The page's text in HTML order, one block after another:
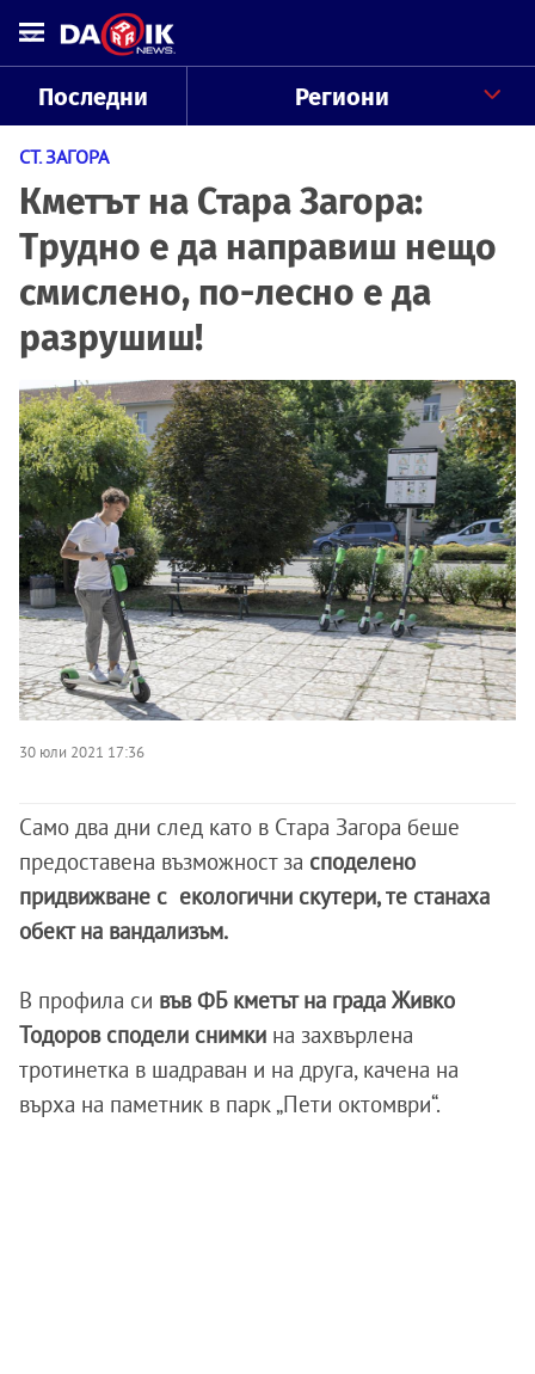
Последни Региони
СТ. ЗАГОРА
Кметът на Стара Загора:
Трудно е да направиш нещо
смислено, по-лесно е да
разрушиш!
30 юли 2021 17:36
Само два дни след като в Стара Загора беше
предоставена възможност за споделено
придвижване с екологични скутери, те станаха
обект на вандализъм.
В профила си във ФБ кметът на града Живко
Тодоров сподели снимки на захвърлена
тротинетка в шадраван и на друга, качена на
върха на паметник в парк „Пети октомври“.